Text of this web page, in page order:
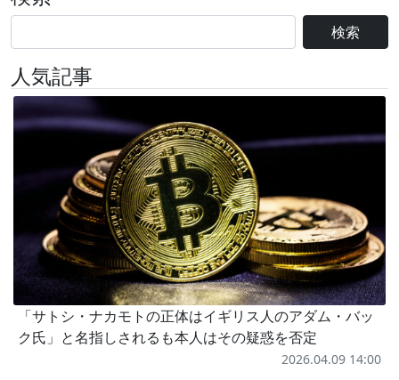
検索
人気記事
「サトシ・ナカモトの正体はイギリス人のアダム・バッ
ク氏」と名指しされるも本人はその疑惑を否定
2026.04.09 14:00